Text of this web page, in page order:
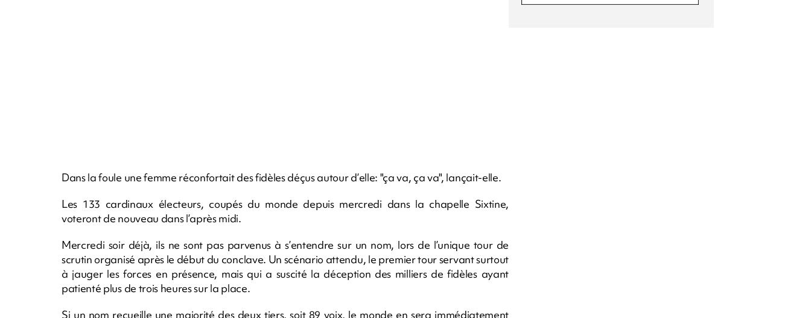
Dans la foule une femme réconfortait des fidèles déçus autour d’elle: "ça va, ça va", lançait-elle.
Les 133 cardinaux électeurs, coupés du monde depuis mercredi dans la chapelle Sixtine,
voteront de nouveau dans l’après midi.
Mercredi soir déjà, ils ne sont pas parvenus à s’entendre sur un nom, lors de l’unique tour de
scrutin organisé après le début du conclave. Un scénario attendu, le premier tour servant surtout
à jauger les forces en présence, mais qui a suscité la déception des milliers de fidèles ayant
patienté plus de trois heures sur la place.
Si un nom recueille une majorité des deux tiers, soit 89 voix, le monde en sera immédiatement